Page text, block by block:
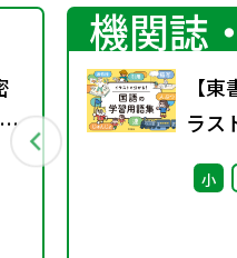
機関誌
【
ラス
の
小